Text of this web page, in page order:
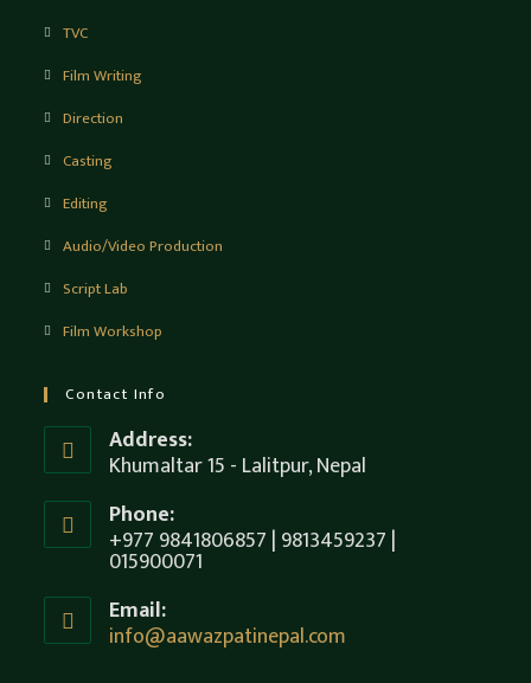
TVC
Film Writing
Direction
Casting
Editing
Audio/Video Production
Script Lab
Film Workshop
Contact Info
Address:
Khumaltar 15 - Lalitpur, Nepal
Phone:
+977 9841806857 | 9813459237 |
015900071
Email:
info@aawazpatinepal.com